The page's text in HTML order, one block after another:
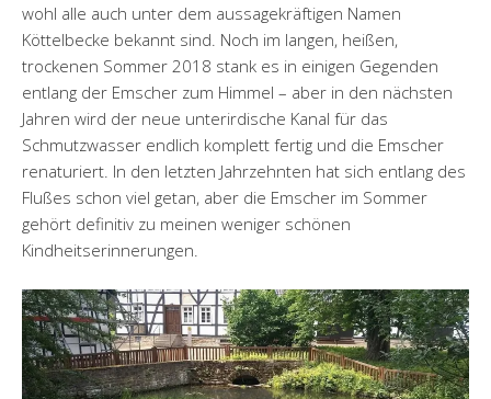
wohl alle auch unter dem aussagekräftigen Namen
Köttelbecke bekannt sind. Noch im langen, heißen,
trockenen Sommer 2018 stank es in einigen Gegenden
entlang der Emscher zum Himmel – aber in den nächsten
Jahren wird der neue unterirdische Kanal für das
Schmutzwasser endlich komplett fertig und die Emscher
renaturiert. In den letzten Jahrzehnten hat sich entlang des
Flußes schon viel getan, aber die Emscher im Sommer
gehört definitiv zu meinen weniger schönen
Kindheitserinnerungen.